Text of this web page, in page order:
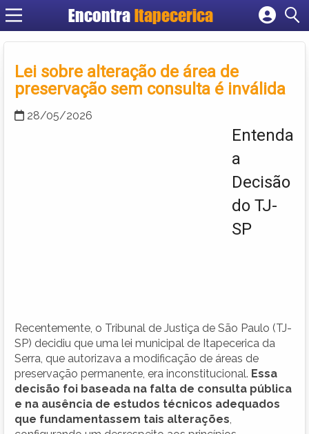
Encontra Itapecerica
Cadastrar empresa
Criar conta
Lei sobre alteração de área de
preservação sem consulta é inválida
28/05/2026
Entenda
a
Decisão
do TJ-
SP
Recentemente, o Tribunal de Justiça de São Paulo (TJ-
SP) decidiu que uma lei municipal de Itapecerica da
Serra, que autorizava a modificação de áreas de
preservação permanente, era inconstitucional. Essa
decisão foi baseada na falta de consulta pública
e na ausência de estudos técnicos adequados
que fundamentassem tais alterações